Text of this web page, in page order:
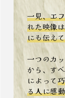
一見、エ
れた映像
にも伝え
一つのカ
から、す
によって
る人に感